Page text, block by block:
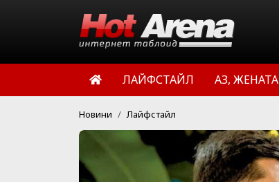
ЛАЙФСТАЙЛ АЗ, ЖЕНАТА
Новини Лайфстайл